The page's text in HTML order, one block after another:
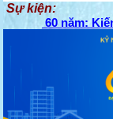
Sự kiện:
60 năm: